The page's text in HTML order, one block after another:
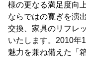
様の更なる満足度向
ならではの寛ぎを演
交換、家具のリフレ
いたします。2010年
魅力を兼ね備えた「